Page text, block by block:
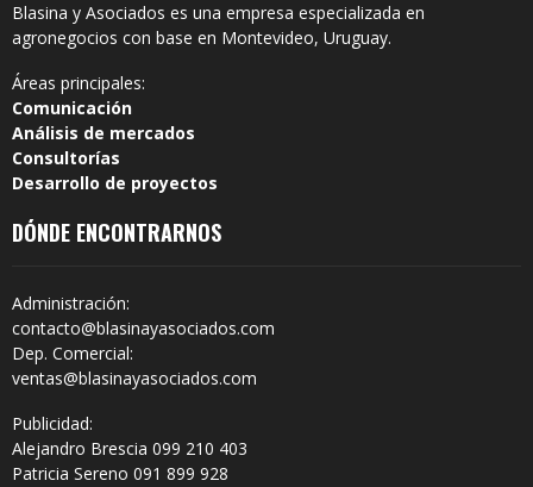
Blasina y Asociados es una empresa especializada en
agronegocios con base en Montevideo, Uruguay.
Áreas principales:
Comunicación
Análisis de mercados
Consultorías
Desarrollo de proyectos
DÓNDE ENCONTRARNOS
Administración:
contacto@blasinayasociados.com
Dep. Comercial:
ventas@blasinayasociados.com
Publicidad:
Alejandro Brescia 099 210 403
Patricia Sereno 091 899 928